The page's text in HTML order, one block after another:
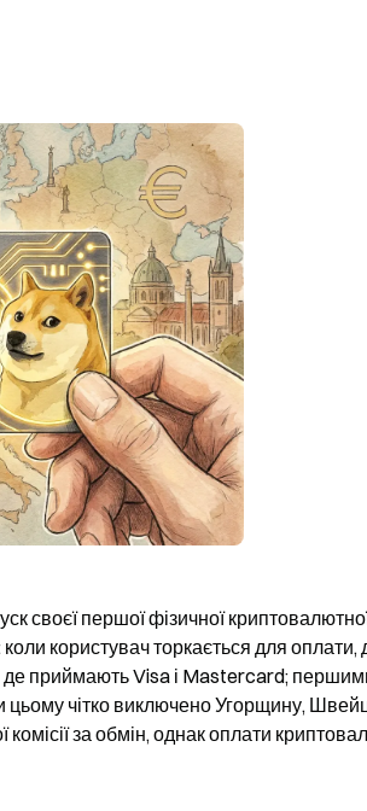
своєї першої фізичної
користувач торкається для
приймають Visa і Mastercard;
цьому чітко виключено Угорщину,
комісії за обмін, однак оплати